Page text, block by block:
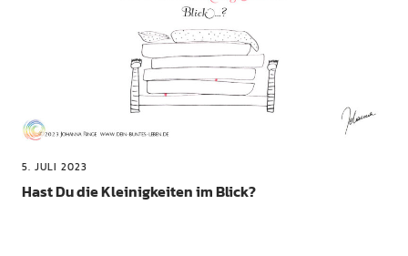
5. JULI 2023
Hast Du die Kleinigkeiten im Blick?